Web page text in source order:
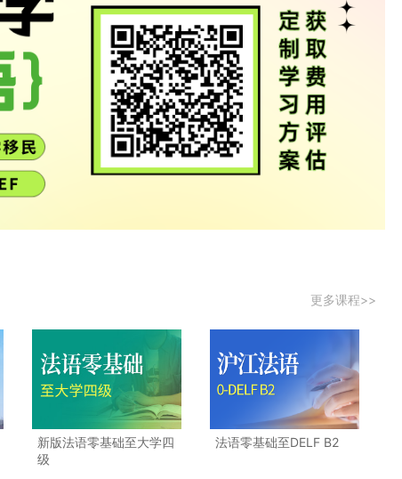
更多课程>>
新版法语零基础至大学四
级
法语零基础至DELF B2